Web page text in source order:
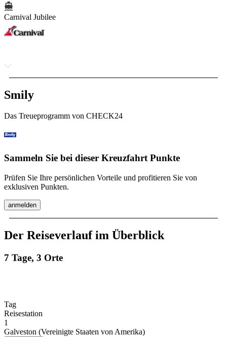
Carnival Jubilee
Smily
Das Treueprogramm von CHECK24
Sammeln Sie bei dieser Kreuzfahrt Punkte
Prüfen Sie Ihre persönlichen Vorteile und profitieren Sie von
exklusiven Punkten.
anmelden
Der Reiseverlauf im Überblick
7 Tage, 3 Orte
Tag
Reisestation
1
Galveston (Vereinigte Staaten von Amerika)